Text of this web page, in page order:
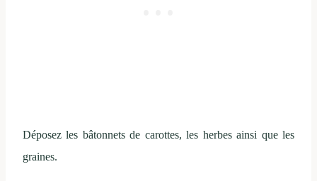
Déposez les bâtonnets de carottes, les herbes ainsi que les
graines.